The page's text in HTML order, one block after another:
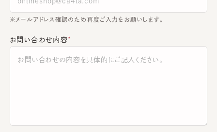
※メールアドレス確認のため再度ご入力をお願いします。
お問い合わせ内容